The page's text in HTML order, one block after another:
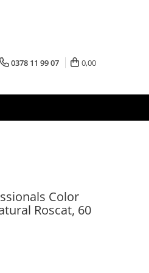
0378 11 99 07 0,00
Color
Roscat, 60